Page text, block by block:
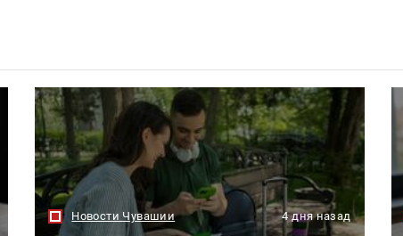
Новости Чувашии 4 дня назад